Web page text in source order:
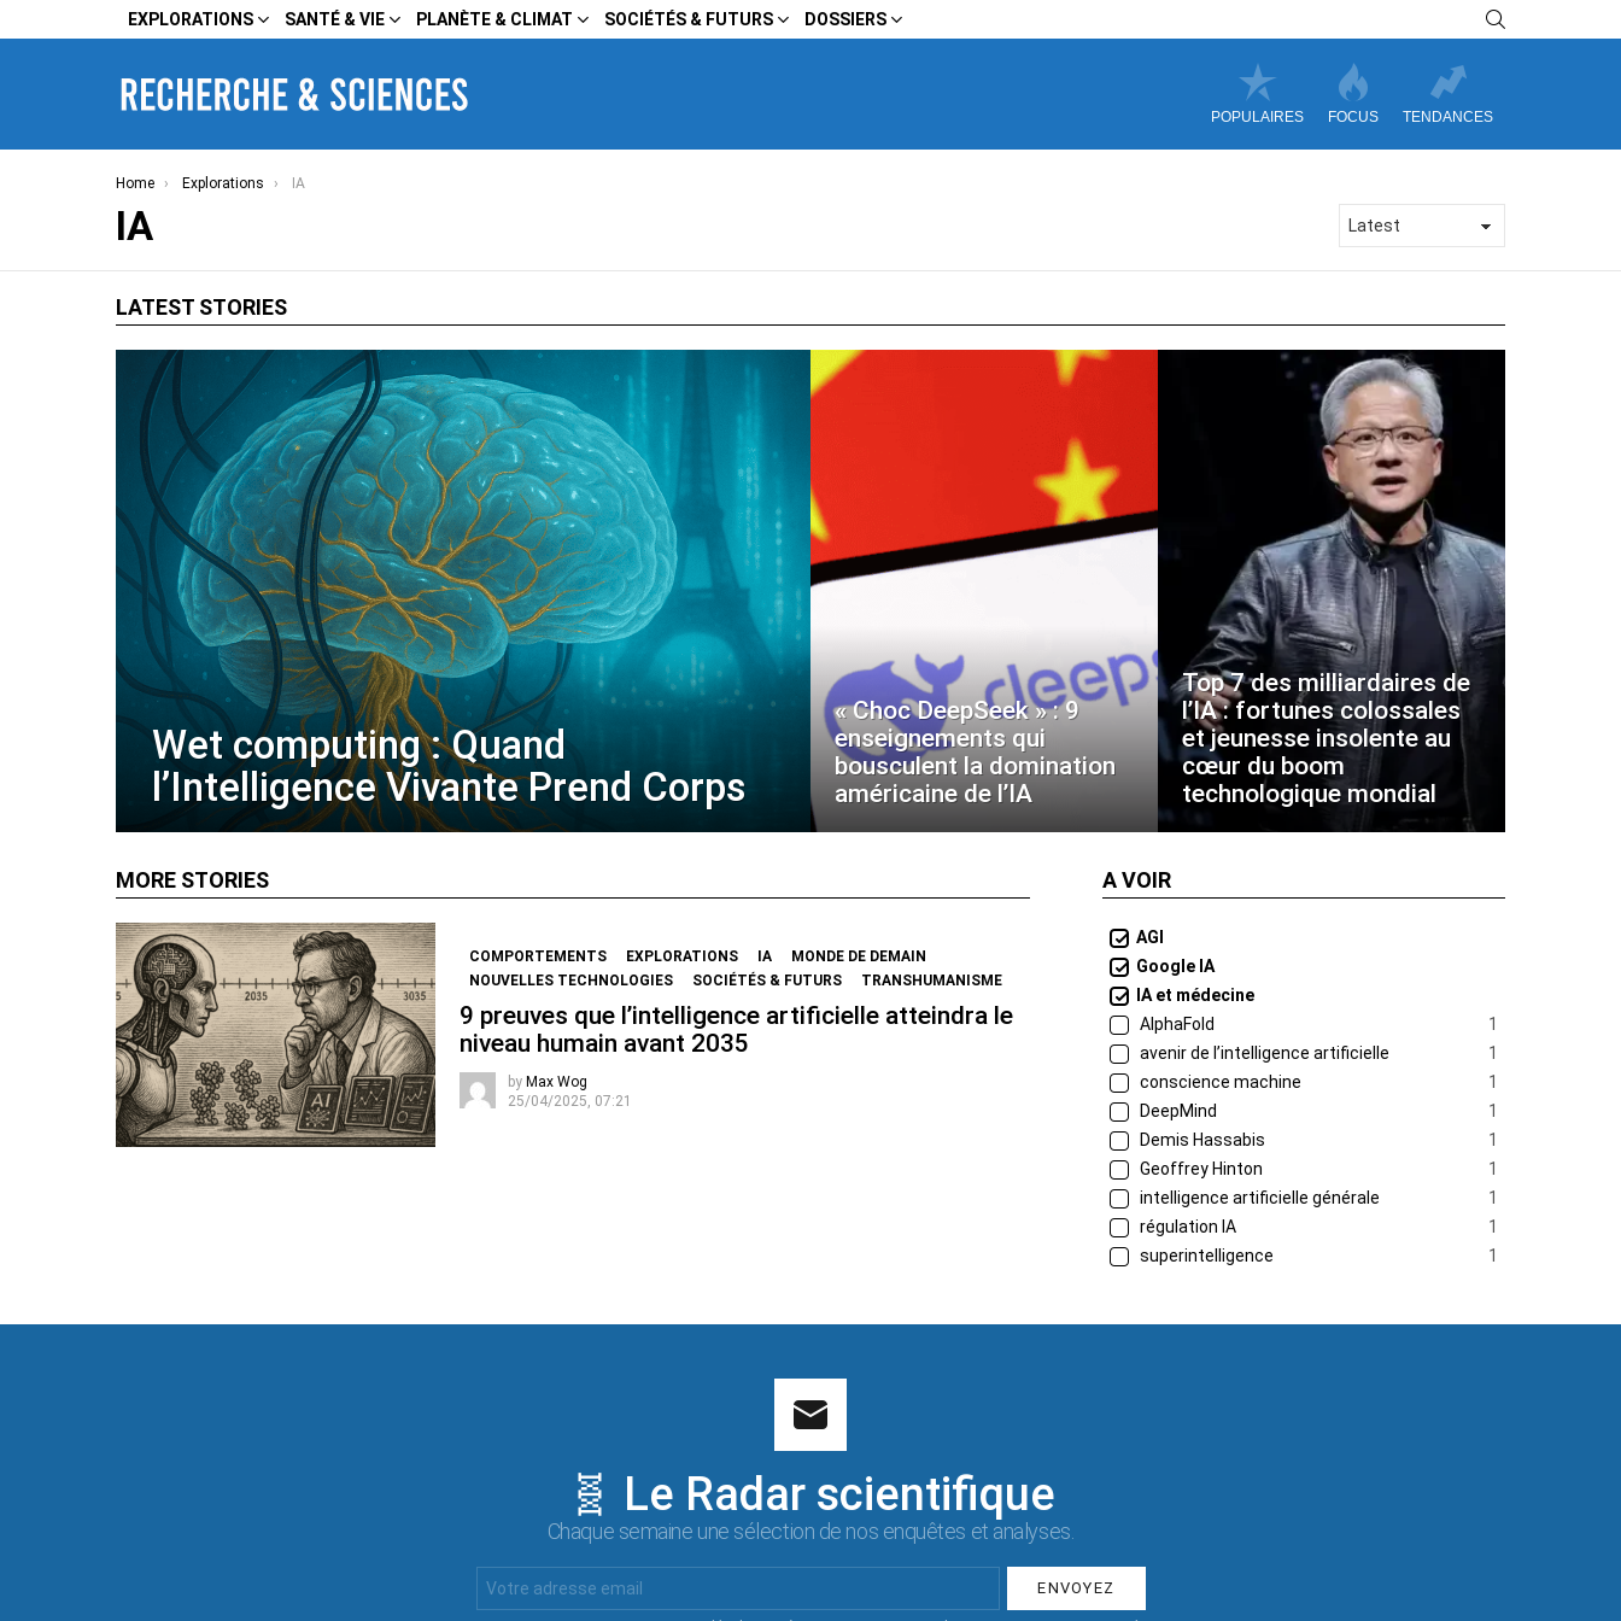
EXPLORATIONS SANTÉ & VIE PLANÈTE & CLIMAT SOCIÉTÉS & FUTURS DOSSIERS
POPULAIRES FOCUS TENDANCES
You are here:
Home Explorations IA
IA
LATEST STORIES
Wet computing : Quand
l’Intelligence Vivante Prend Corps
« Choc DeepSeek » : 9
enseignements qui
bousculent la domination
américaine de l’IA
Top 7 des milliardaires de
l’IA : fortunes colossales
et jeunesse insolente au
cœur du boom
technologique mondial
MORE STORIES
COMPORTEMENTS EXPLORATIONS IA
MONDE DE DEMAIN
NOUVELLES TECHNOLOGIES
SOCIÉTÉS & FUTURS TRANSHUMANISME
9 preuves que l’intelligence artificielle atteindra le
niveau humain avant 2035
by Max Wog
25/04/2025, 07:21
A VOIR
AGI
Google IA
IA et médecine
AlphaFold
1
avenir de l’intelligence artificielle
1
conscience machine
1
DeepMind
1
Demis Hassabis
1
Geoffrey Hinton
1
intelligence artificielle générale
1
régulation IA
1
superintelligence
1
🧬 Le Radar scientifique
Chaque semaine une sélection de nos enquêtes et analyses.
Email
: